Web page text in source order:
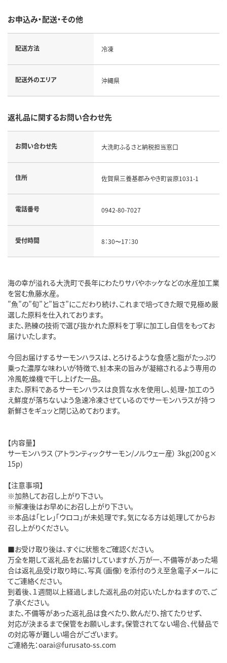
お申込み・配送・その他
配送方法 冷凍
配送外のエリア 沖縄県
返礼品に関するお問い合わせ先
お問い合わせ先 大洗町ふるさと納税担当窓口
住所 佐賀県三養基郡みやき町簑原1031-1
電話番号 0942-80-7027
受付時間 8：30〜17：30
海の幸が溢れる大洗町で長年にわたりサバやホッケなどの水産加工業
を営む魚藤水産。
”魚”の”旬”と”旨さ”にこだわり続け、これまで培ってきた眼で見極め厳
選した原料を仕入れております。
また、熟練の技術で選び抜かれた原料を丁寧に加工し自信をもってお
届けいたします。
今回お届けするサーモンハラスは、とろけるような食感と脂がたっぷり
乗った濃厚な味わいが特徴で、鮭本来の旨みが凝縮されるよう専用の
冷風乾燥機で干し上げた一品。
また、原料であるサーモンハラスは良質な水を使用し、処理・加工のう
え鮮度が落ちないよう急速冷凍させているのでサーモンハラスが持つ
新鮮さをギュッと閉じ込めております。
【内容量】
サーモンハラス（アトランティックサーモン/ノルウェー産） 3kg(200ｇ×
15p)
【注意事項】
※加熱してお召し上がり下さい。
※解凍後はお早めにお召し上がり下さい。
※本品は「ヒレ」「ウロコ」が未処理です。気になる方は処理してからお
召し上がりください。
■お受け取り後は、すぐに状態をご確認ください。
万全を期して返礼品をお届けしていますが、万が一、不備等があった場
合は返礼品受け取り時に、写真（画像）を添付のうえ至急電子メールに
てご連絡ください。
到着後、１週間以上経過しました返礼品の対応いたしかねますので、ご
了承ください。
また、不備等があった返礼品は食べたり、飲んだり、捨てたりせず、
対応が決まるまで保管をお願いします。保管されてない場合、代替品で
の対応等が難しい場合がございます。
ご連絡先：oarai@furusato-ss.com